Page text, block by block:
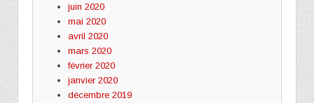
juin 2020
mai 2020
avril 2020
mars 2020
février 2020
janvier 2020
décembre 2019